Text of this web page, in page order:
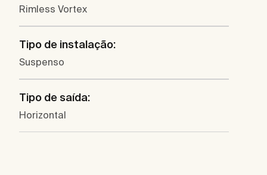
Rimless Vortex
Tipo de instalação:
Suspenso
Tipo de saída:
Horizontal